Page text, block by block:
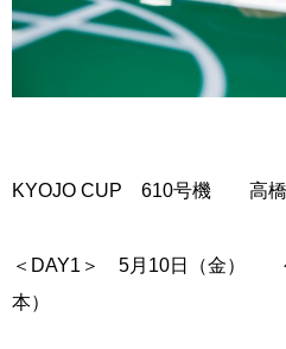
KYOJO CUP 610号機 高橋
＜DAY1＞ 5月10日（金）
本）